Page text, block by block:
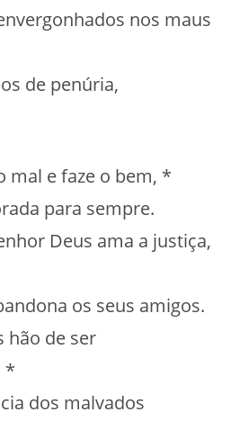
nos maus
de penúria,
mal e faze o bem, *
para sempre.
Deus ama a justiça,
os seus amigos.
hão de ser
*
dos malvados